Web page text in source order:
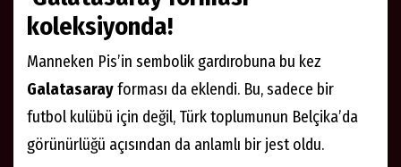
koleksiyonda!
Manneken Pis’in sembolik gardırobuna bu kez
Galatasarayforması da eklendi. Bu, sadece bir
futbol kulübü için değil, Türk toplumunun Belçika’da
görünürlüğü açısından da anlamlı bir jest oldu.